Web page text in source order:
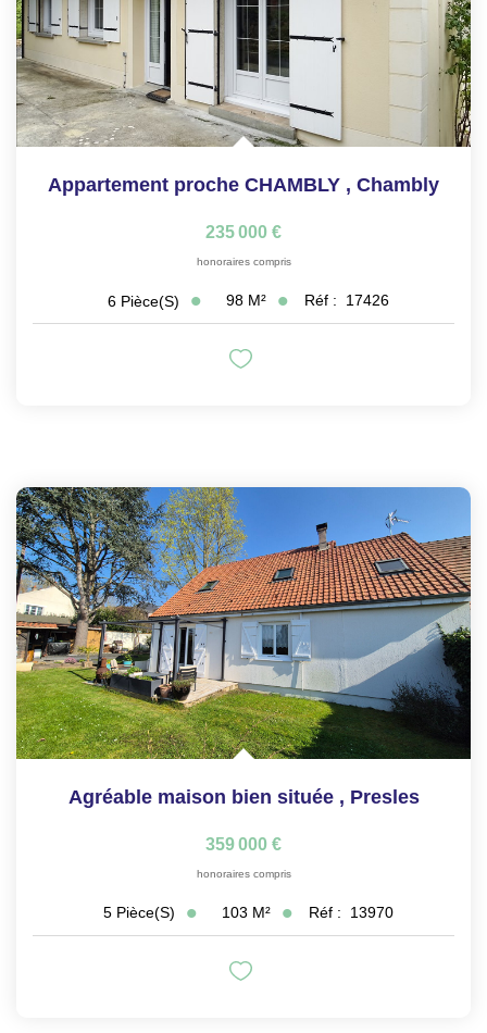
Appartement proche CHAMBLY , Chambly
235 000 €
honoraires compris
6 Pièce(s) 98 M² Réf : 17426
Agréable maison bien située , Presles
359 000 €
honoraires compris
5 Pièce(s) 103 M² Réf : 13970